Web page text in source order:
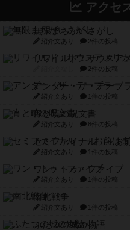
アクセ
無限まちがいさがし
紹介文あり 2件の投稿
リワイルド：サウスア
2件の投稿
アンダー・ザ・テーブ
紹介文あり 1件の投稿
宵と暁の呪文書
紹介文あり 8件の投稿
セミファイナル ～お
紹介文あり 1件の投稿
ワン・トゥ・ファイブ
紹介文あり 1件の投稿
南北戦争
紹介文あり 1件の投稿
ふたつの城の物語